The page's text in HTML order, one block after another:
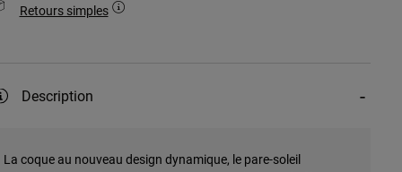
Retours simples
Description
La coque au nouveau design dynamique, le pare-soleil